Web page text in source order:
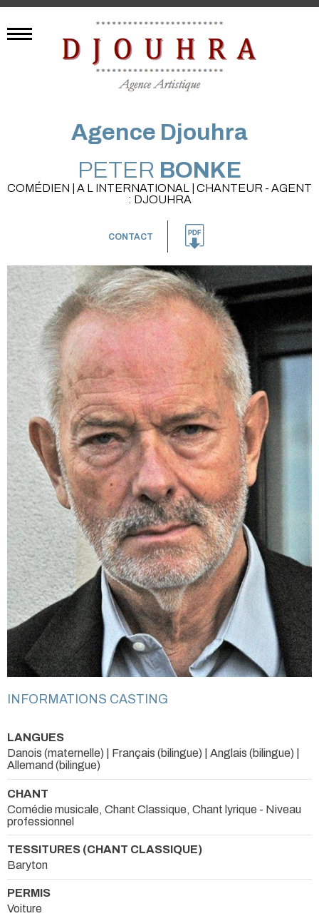
Agence Djouhra
PETER BONKE
COMÉDIEN | A L INTERNATIONAL | CHANTEUR - AGENT
: DJOUHRA
CONTACT
INFORMATIONS CASTING
LANGUES
Danois (maternelle) | Français (bilingue) | Anglais (bilingue) |
Allemand (bilingue)
CHANT
Comédie musicale, Chant Classique, Chant lyrique - Niveau
professionnel
TESSITURES (CHANT CLASSIQUE)
Baryton
PERMIS
Voiture